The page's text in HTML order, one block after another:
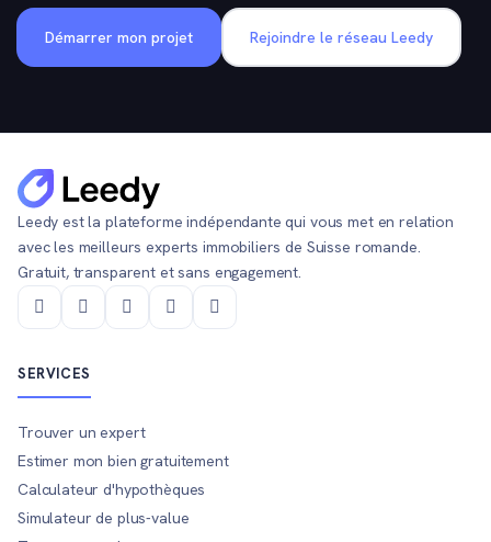
Démarrer mon projet Rejoindre le réseau Leedy
Leedy est la plateforme indépendante qui vous met en relation
avec les meilleurs experts immobiliers de Suisse romande.
Gratuit, transparent et sans engagement.
SERVICES
Trouver un expert
Estimer mon bien gratuitement
Calculateur d'hypothèques
Simulateur de plus-value